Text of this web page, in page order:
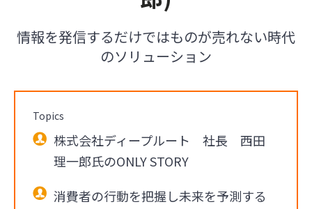
情報を発信するだけではものが売れない時代
のソリューション
Topics
株式会社ディープルート 社長 西田
理一郎氏のONLY STORY
消費者の行動を把握し未来を予測する